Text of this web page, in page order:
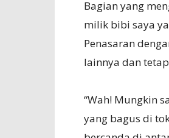
Bagian yang
milik bibi saya
Penasaran
lainnya dan
“Wah! Mungkin
yang bagus di